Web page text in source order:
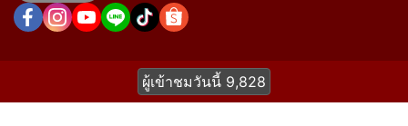
ผู้เข้าชมวันนี้ 9,828